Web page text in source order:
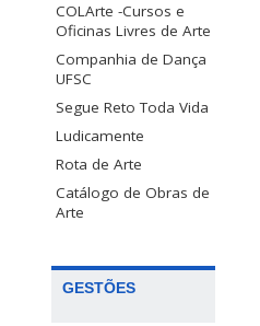
COLArte -Cursos e
Oficinas Livres de Arte
Companhia de Dança
UFSC
Segue Reto Toda Vida
Ludicamente
Rota de Arte
Catálogo de Obras de
Arte
GESTÕES